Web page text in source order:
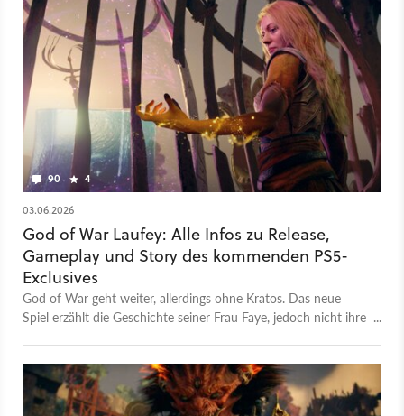
90 4
03.06.2026
God of War Laufey: Alle Infos zu Release,
Gameplay und Story des kommenden PS5-
Exclusives
God of War geht weiter, allerdings ohne Kratos. Das neue
Spiel erzählt die Geschichte seiner Frau Faye, jedoch nicht ihre